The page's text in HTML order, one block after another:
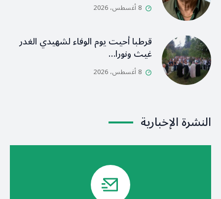
8 أغسطس، 2026
قرطبا أحيت يوم الوفاء لشهيدي الغدر
غيث ونورا…
8 أغسطس، 2026
النشرة الإخبارية